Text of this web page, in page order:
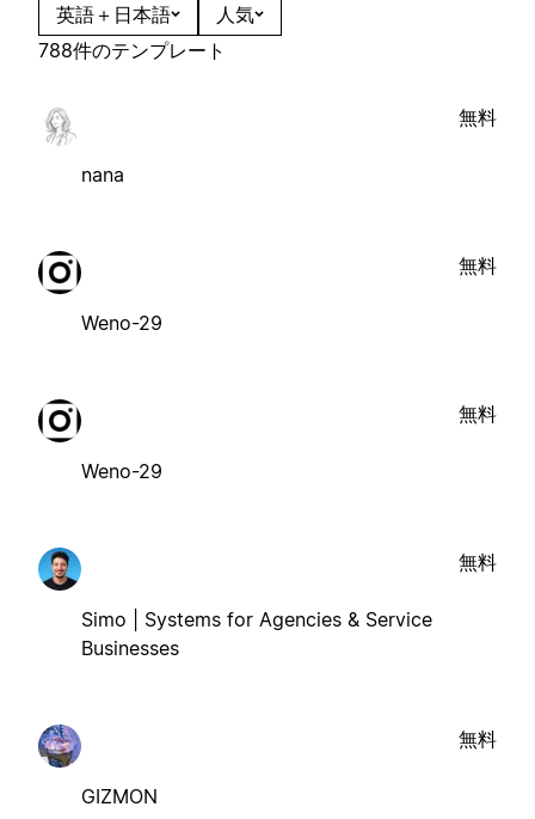
英語＋日本語
人気
788件のテンプレート
nana
無料
Weno-29
無料
Weno-29
無料
Simo | Systems for Agencies & Service
Businesses
無料
GIZMON
無料